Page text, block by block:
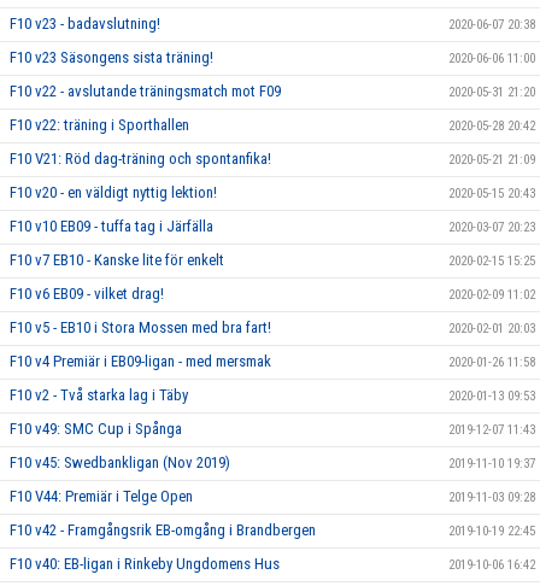
F10 v23 - badavslutning! 2020-06-07 20:38
F10 v23 Säsongens sista träning! 2020-06-06 11:00
F10 v22 - avslutande träningsmatch mot F09 2020-05-31 21:20
F10 v22: träning i Sporthallen 2020-05-28 20:42
F10 V21: Röd dag-träning och spontanfika! 2020-05-21 21:09
F10 v20 - en väldigt nyttig lektion! 2020-05-15 20:43
F10 v10 EB09 - tuffa tag i Järfälla 2020-03-07 20:23
F10 v7 EB10 - Kanske lite för enkelt 2020-02-15 15:25
F10 v6 EB09 - vilket drag! 2020-02-09 11:02
F10 v5 - EB10 i Stora Mossen med bra fart! 2020-02-01 20:03
F10 v4 Premiär i EB09-ligan - med mersmak 2020-01-26 11:58
F10 v2 - Två starka lag i Täby 2020-01-13 09:53
F10 v49: SMC Cup i Spånga 2019-12-07 11:43
F10 v45: Swedbankligan (Nov 2019) 2019-11-10 19:37
F10 V44: Premiär i Telge Open 2019-11-03 09:28
F10 v42 - Framgångsrik EB-omgång i Brandbergen 2019-10-19 22:45
F10 v40: EB-ligan i Rinkeby Ungdomens Hus 2019-10-06 16:42